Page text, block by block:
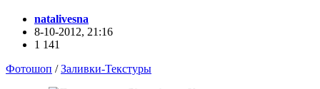
natalivesna
8-10-2012, 21:16
1 141
Фотошоп /Заливки-Текстуры